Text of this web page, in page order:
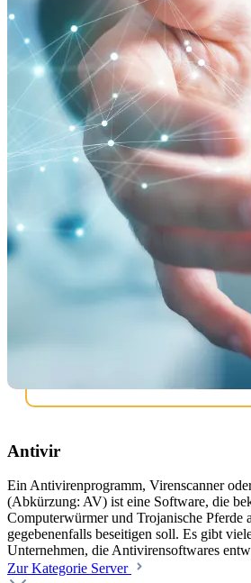
Antivir
Ein Antivirenprogramm, Virenscanner
(Abkürzung: AV) ist eine Software, die
Computerwürmer und Trojanische Pferde
gegebenenfalls beseitigen soll. Es gibt
Unternehmen, die Antivirensoftwares
Zur Kategorie Server